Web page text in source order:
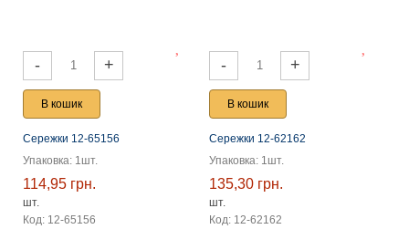
- +
В кошик
Сережки 12-65156
Упаковка: 1шт.
114,95 грн.
шт.
Код: 12-65156
- +
В кошик
Сережки 12-62162
Упаковка: 1шт.
135,30 грн.
шт.
Код: 12-62162